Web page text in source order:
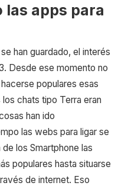
las apps para
han guardado, el interés
Desde ese momento no
populares esas
chats tipo Terra eran
han ido
las webs para ligar se
los Smartphone las
populares hasta situarse
de internet. Eso